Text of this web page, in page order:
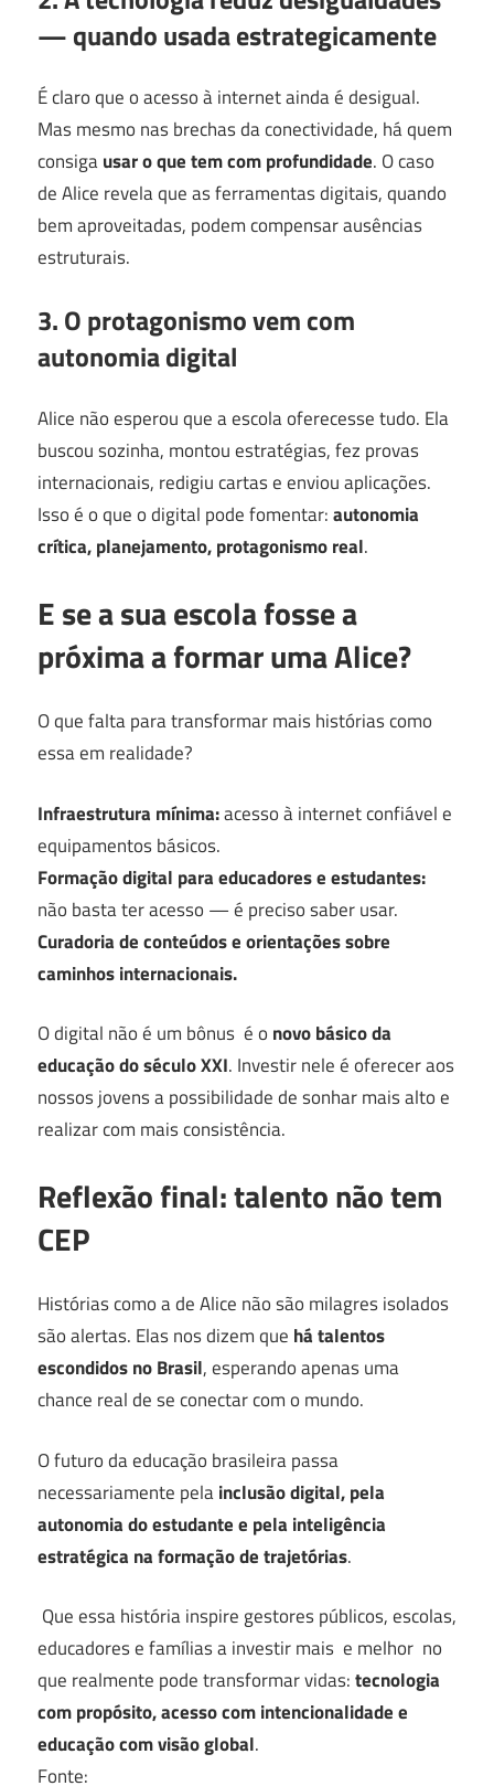
— quando usada estrategicamente
É claro que o acesso à internet ainda é desigual.
Mas mesmo nas brechas da conectividade, há quem
consigausar o que tem com profundidade. O caso
de Alice revela que as ferramentas digitais, quando
bem aproveitadas, podem compensar ausências
estruturais.
3. O protagonismo vem com
autonomia digital
Alice não esperou que a escola oferecesse tudo. Ela
buscou sozinha, montou estratégias, fez provas
internacionais, redigiu cartas e enviou aplicações.
Isso é o que o digital pode fomentar:autonomia
crítica, planejamento, protagonismo real.
E se a sua escola fosse a
próxima a formar uma Alice?
O que falta para transformar mais histórias como
essa em realidade?
Infraestrutura mínima:acesso à internet confiável e
equipamentos básicos.
Formação digital para educadores e estudantes:
não basta ter acesso — é preciso saber usar.
Curadoria de conteúdos e orientações sobre
caminhos internacionais.
O digital não é um bônus é o novo básico da
educação do século XXI. Investir nele é oferecer aos
nossos jovens a possibilidade de sonhar mais alto e
realizar com mais consistência.
Reflexão final: talento não tem
CEP
Histórias como a de Alice não são milagres isolados
são alertas. Elas nos dizem que há talentos
escondidos no Brasil, esperando apenas uma
chance real de se conectar com o mundo.
O futuro da educação brasileira passa
necessariamente pelainclusão digital, pela
autonomia do estudante e pela inteligência
estratégica na formação de trajetórias.
Que essa história inspire gestores públicos, escolas,
educadores e famílias a investir mais e melhor no
que realmente pode transformar vidas:tecnologia
com propósito, acesso com intencionalidade e
educação com visão global.
Fonte: